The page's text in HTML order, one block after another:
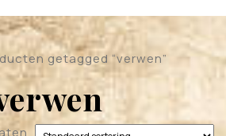
getagged “verwen”